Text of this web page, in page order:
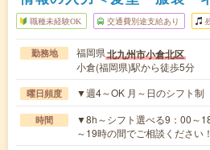
職種未経験OK 交通費別途支給あり
勤務地 福岡県北九州市小倉北区
小倉(福岡県)駅から徒歩5分
曜日頻度 ▼週4～OK 月～日のシフト制
時間
▼8h～シフト選べる9：00～
～19時の間でご相談ください！